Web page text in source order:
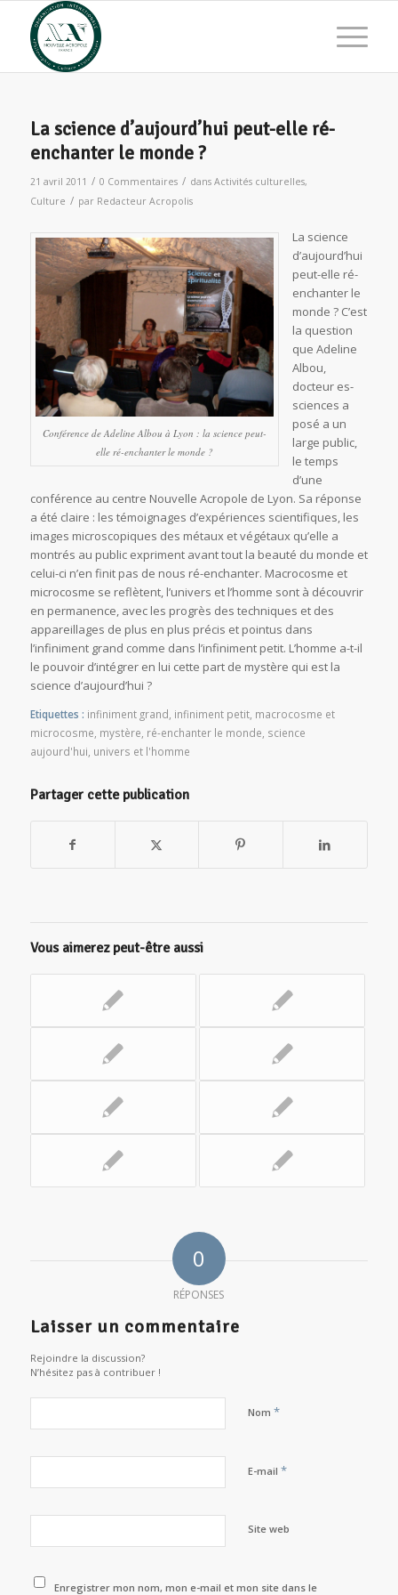
La science d’aujourd’hui peut-elle ré-
enchanter le monde ?
21 avril 2011 / 0 Commentaires / dans Activités culturelles,
Culture / par Redacteur Acropolis
Conférence de Adeline Albou à Lyon : la science peut-
elle ré-enchanter le monde ?
La science
d’aujourd’hui
peut-elle ré-
enchanter le
monde ? C’est
la question
que Adeline
Albou,
docteur es-
sciences a
posé a un
large public,
le temps
d’une
conférence au centre Nouvelle Acropole de Lyon. Sa réponse
a été claire : les témoignages d’expériences scientifiques, les
images microscopiques des métaux et végétaux qu’elle a
montrés au public expriment avant tout la beauté du monde et
celui-ci n’en finit pas de nous ré-enchanter. Macrocosme et
microcosme se reflètent, l’univers et l’homme sont à découvrir
en permanence, avec les progrès des techniques et des
appareillages de plus en plus précis et pointus dans
l’infiniment grand comme dans l’infiniment petit. L’homme a-t-il
le pouvoir d’intégrer en lui cette part de mystère qui est la
science d’aujourd’hui ?
Etiquettes : infiniment grand infiniment petit, macrocosme et
microcosme mystère ré-enchanter le monde science
aujourd'hui univers et l'homme
Partager cette publication
Vous aimerez peut-être aussi
0
RÉPONSES
Laisser un commentaire
Rejoindre la discussion?
N’hésitez pas à contribuer !
Nom *
E-mail *
Site web
Enregistrer mon nom, mon e-mail et mon site dans le